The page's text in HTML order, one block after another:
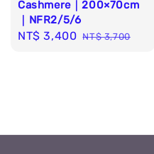
Cashmere｜200×70cm
｜NFR2/5/6
Sale
NT$ 3,400 Regular
NT$ 3,700